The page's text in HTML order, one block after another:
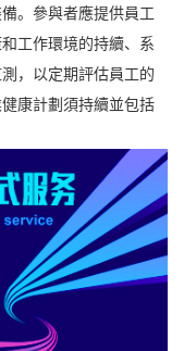
。參與者應提供員工
工作環境的持續、系
，以定期評估員工的
康計劃須持續並包括